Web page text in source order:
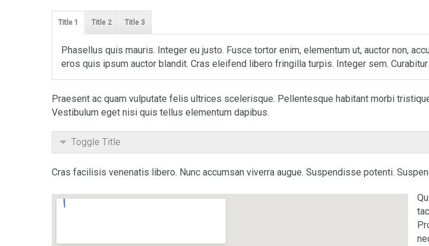
Title 1 Title 2 Title 3
Phasellus quis mauris. Integer eu justo. Fusce tortor enim, elementum ut, auctor non,
eros quis ipsum auctor blandit. Cras eleifend libero fringilla turpis. Integer sem.
Praesent ac quam vulputate felis ultrices scelerisque. Pellentesque habitant morbi
Vestibulum eget nisi quis tellus elementum dapibus.
Toggle Title
Cras facilisis venenatis libero. Nunc accumsan viverra augue. Suspendisse potenti.